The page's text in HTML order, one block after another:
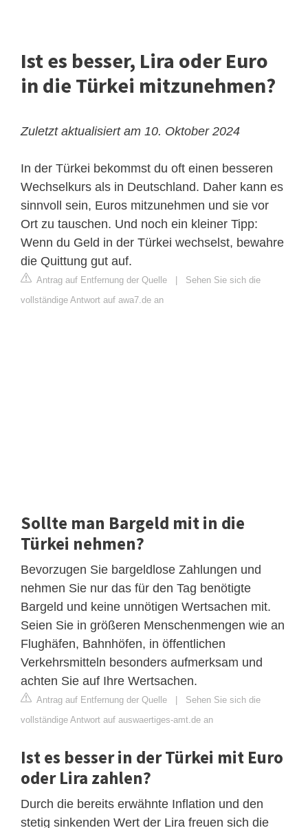
Ist es besser, Lira oder Euro
in die Türkei mitzunehmen?
Zuletzt aktualisiert am 10. Oktober 2024
In der Türkei bekommst du oft einen besseren
Wechselkurs als in Deutschland. Daher kann es
sinnvoll sein, Euros mitzunehmen und sie vor
Ort zu tauschen. Und noch ein kleiner Tipp:
Wenn du Geld in der Türkei wechselst, bewahre
die Quittung gut auf.
Antrag auf Entfernung der Quelle
Sehen Sie sich die
vollständige Antwort auf awa7.de an
Sollte man Bargeld mit in die
Türkei nehmen?
Bevorzugen Sie bargeldlose Zahlungen und
nehmen Sie nur das für den Tag benötigte
Bargeld und keine unnötigen Wertsachen mit.
Seien Sie in größeren Menschenmengen wie an
Flughäfen, Bahnhöfen, in öffentlichen
Verkehrsmitteln besonders aufmerksam und
achten Sie auf Ihre Wertsachen.
Antrag auf Entfernung der Quelle
Sehen Sie sich die
vollständige Antwort auf auswaertiges-amt.de an
Ist es besser in der Türkei mit Euro
oder Lira zahlen?
Durch die bereits erwähnte Inflation und den
stetig sinkenden Wert der Lira freuen sich die